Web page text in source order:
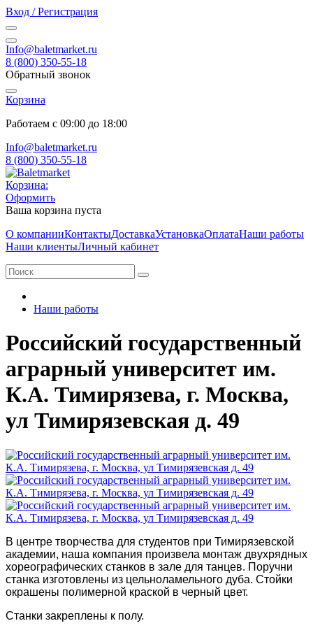
Вход / Регистрация
Info@baletmarket.ru
8 (800) 350-55-18
Обратный звонок
Корзина
Работаем с 09:00 до 18:00
Info@baletmarket.ru
8 (800) 350-55-18
Корзина:
Оформить
Ваша корзина пуста
О компанииКонтактыДоставкаУстановкаОплатаНаши работы
Наши клиентыЛичный кабинет
Наши работы
Российский государственный
аграрный университет им.
К.А. Тимирязева, г. Москва,
ул Тимирязевская д. 49
В центре творчества для студентов при Тимирязевской
академии, наша компания произвела монтаж двухрядных
хореографических станков в зале для танцев. Поручни
станка изготовлены из цельноламельного дуба. Стойки
окрашены полимерной краской в черный цвет.
Станки закреплены к полу.